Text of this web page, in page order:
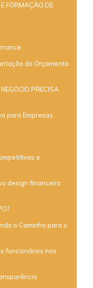
FORMAÇÃO DE
do Orçamento
PRECISA
para Empresas
e
design financeiro
o Caminho para o
funcionários nos